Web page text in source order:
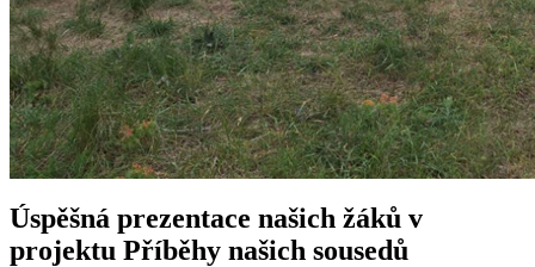
Úspěšná prezentace našich žáků v
projektu Příběhy našich sousedů